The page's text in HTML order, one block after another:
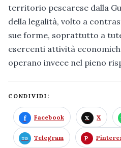
territorio pescarese dalla
della legalità, volto a
sue forme, soprattutto a
esercenti attività
operano invece nel pieno
CONDIVIDI:
Facebook X
Telegram